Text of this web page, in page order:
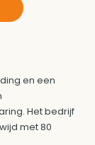
en een
Het bedrijf
met 80